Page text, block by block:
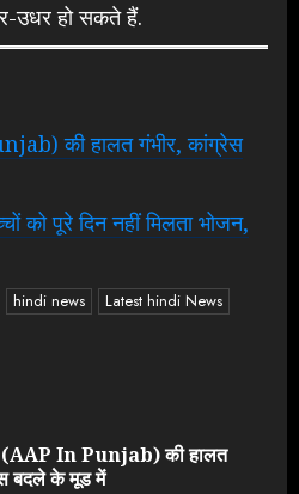
उधर हो सकते हैं.
की हालत गंभीर, कांग्रेस
को पूरे दिन नहीं मिलता भोजन,
hindi news
Latest hindi News
(AAP In Punjab) की हालत
बदले के मूड में